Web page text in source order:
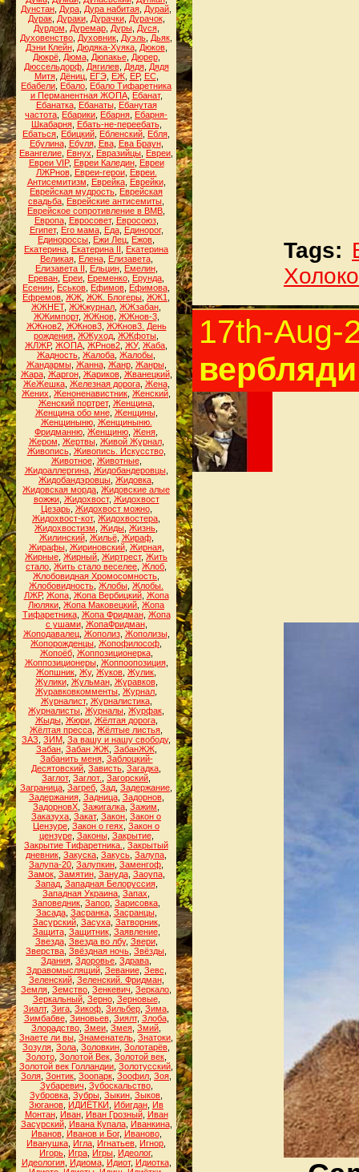
Дунстан Дура Дура набитая Дурай
Дурак, Дураки, Дурачки, Дурачок,
Дурдом
Дуремар, Дуры, Дуся,
Духовенство Духовник Дуэль Дьяк
Дэни Клейн, Дюдяка-Хуяка, Дюков,
Дюкрё, Дюма, Дюпакье, Дюрер,
Дюссельдорф, Дягилев, Дядя, Дядя
Митя, Дёниц, ЕГЭ, ЕЖ, ЕР, ЕС,
Ебабели Ебало Ебало Тифаретника
и Перманентная ЖОПА, Ебанат,
Ебанатка, Ебанаты, Ебанутая
частота Ебарики Ебарня Ебарня-
Шкабарня, Ебать-не-переебать,
Ебаться Ебицкий Ебленский Ебля
Ебулина, Ебуля, Ева, Ева Браун,
Евангелие Евнух Евразийцы Евреи
Евреи VIP, Евреи Каледин, Евреи
ЛЖРнов, Евреи-герои, Евреи.
Антисемитизм
Еврейка, Еврейки,
Еврейская мудрость Еврейская
свадьба Еврейские антисемиты
Еврейское сопротивление в ВМВ
Европа, Евросовет, Евросоюз,
Египет, Его мама, Еда, Единорог,
Единороссы Ежи Лец Ежов
Екатерина Екатерина II
Екатерина
Великая, Елена, Елизавета,
Елизавета II
Ельцин, Емелин,
Ереван Ереи Еременко Ерунда
Есенин Еськов Ефимов Ефимова
Ефремов ЖЖ ЖЖ. Блогеры ЖЖ1
ЖЖНЕТ, ЖЖжурнал ЖЖзабан
ЖЖимпорт, ЖЖнов, ЖЖнов-3,
ЖЖнов2, ЖЖнов3, ЖЖнов3. День
рождения ЖЖуход ЖЖфоты
ЖЛЖР, ЖОПА ЖРнов2 ЖУ, Жаба
Жадность Жалоба Жалобы
Жандармы, Жанна, Жанр, Жанры,
Жара, Жаргон, Жариков, Жванецкий,
ЖеЖешка, Железная дорога, Жена,
Жених Женоненавистник Женский
Женский портрет, Женщина,
Женщина обо мне, Женщины,
Женщиныню, Женщиныню.
Фридманню Женщиню Женя
Жером Жертвы, Живой Журнал,
Живопись, Живопись. Искусство,
Животное, Животные,
Жидоаллергина, Жидобандеровцы,
Жидобандэровцы Жидовка
Жидовская морда Жидовские алые
вожжи, Жидохвост, Жидохвост
Цезарь, Жидохвост можно,
Жидохвост-кот, Жидохвостера
Жидохвостизм Жиды Жизнь
Жилинский, Жильё, Жираф,
Жирафы, Жириновский, Жирная,
Жирные Жирный Жиртрест, Жить
стало Жить стало веселее Жлоб
Жлобовидная Хромосомность
Жлобовидность Жлобы Жлобы.
ЛЖР, Жопа, Жопа Вербицкий, Жопа
Люляки Жопа Маковецкий Жопа
Тифаретника, Жопа Фридман, Жопа
с ушами, ЖопаФридман,
Жоподавалец, Жополиз, Жополизы,
Жопорожденцы Жопофилософ
Жопоёб, Жоппозиционерка,
Жоппозиционеры, Жоппоопозиция,
Жопшник Жу, Жуков Жулик
Жулики, Жульман, Журавков,
Журавковкомменты Журнал
Журналист, Журналистика,
Журналисты Журналы Журфак
Жыды, Жюри, Жёлтая дорога,
Жёлтая пресса Жёлтые листья
ЗАЗ ЗИМ За вашу и нашу свободу,
Забан, Забан ЖЖ, ЗабанЖЖ,
Забанить меня, Заблоцкий-
Десятовский Зависть Загадка
Заглот, Заглот. Загорский
Заграница Загреб Зад Задержание
Задержания, Задница, Задорнов,
ЗадорновХ Зажигалка Зажим
Заказуха Закат, Закон Закон о
Цензуре Закон о геях Закон о
цензуре, Законы, Закрытие,
Закрытие Тифаретника.
Закрытый
дневник Закуска Закусь Залупа
Залупа-20 Залупкин Заменгоф
Замок, Замятин, Зануда, Заоупа,
Запад, Западная Белоруссия,
Западная Украина Запах
Заповедник Запор Зарисовка
Засада, Засранка, Засранцы,
Засурский, Засуха, Затворник,
Защита, Защитник, Заявление,
Звезда, Звезда во лбу, Звери,
Зверства Звёздная ночь Звёзды
Здания Здоровье Здрава
Здравомыслящий, Зевание, Зевс
Зеленский, Зеленский. Фридман,
Земля Земство Зенкевич Зеркало
Зеркальный, Зерно, Зерновые,
Зиалт, Зига Зикоф Зильбер Зима
Зимбабве, Зиновьев, Зиялт, Злоба,
Злорадство Змеи Змея Змий
Знаете ли вы Знаменатель Знатоки
Зозуля Зола Золовкин Золотарёв
Золото Золотой Век Золотой век
Золотой век Голландии Золотусский
Золя Зонтик Зоопарк Зоофил Зоя
Зубаревич Зубоскальство,
Зубровка Зубры Зыкин Зыков
Зюганов ИДИЁТКИ Ибигдан Ив
Монтан, Иван, Иван Грозный, Иван
Засурский, Ивана Купала, Иванкина,
Иванов, Иванов и Бог, Иваново,
Иванушка Игла Игнатьев Игнор
Игорь Игра Игры Идеолог,
Идеология, Идиома, Идиот, Идиотка,
Tags:
17th-Aug-